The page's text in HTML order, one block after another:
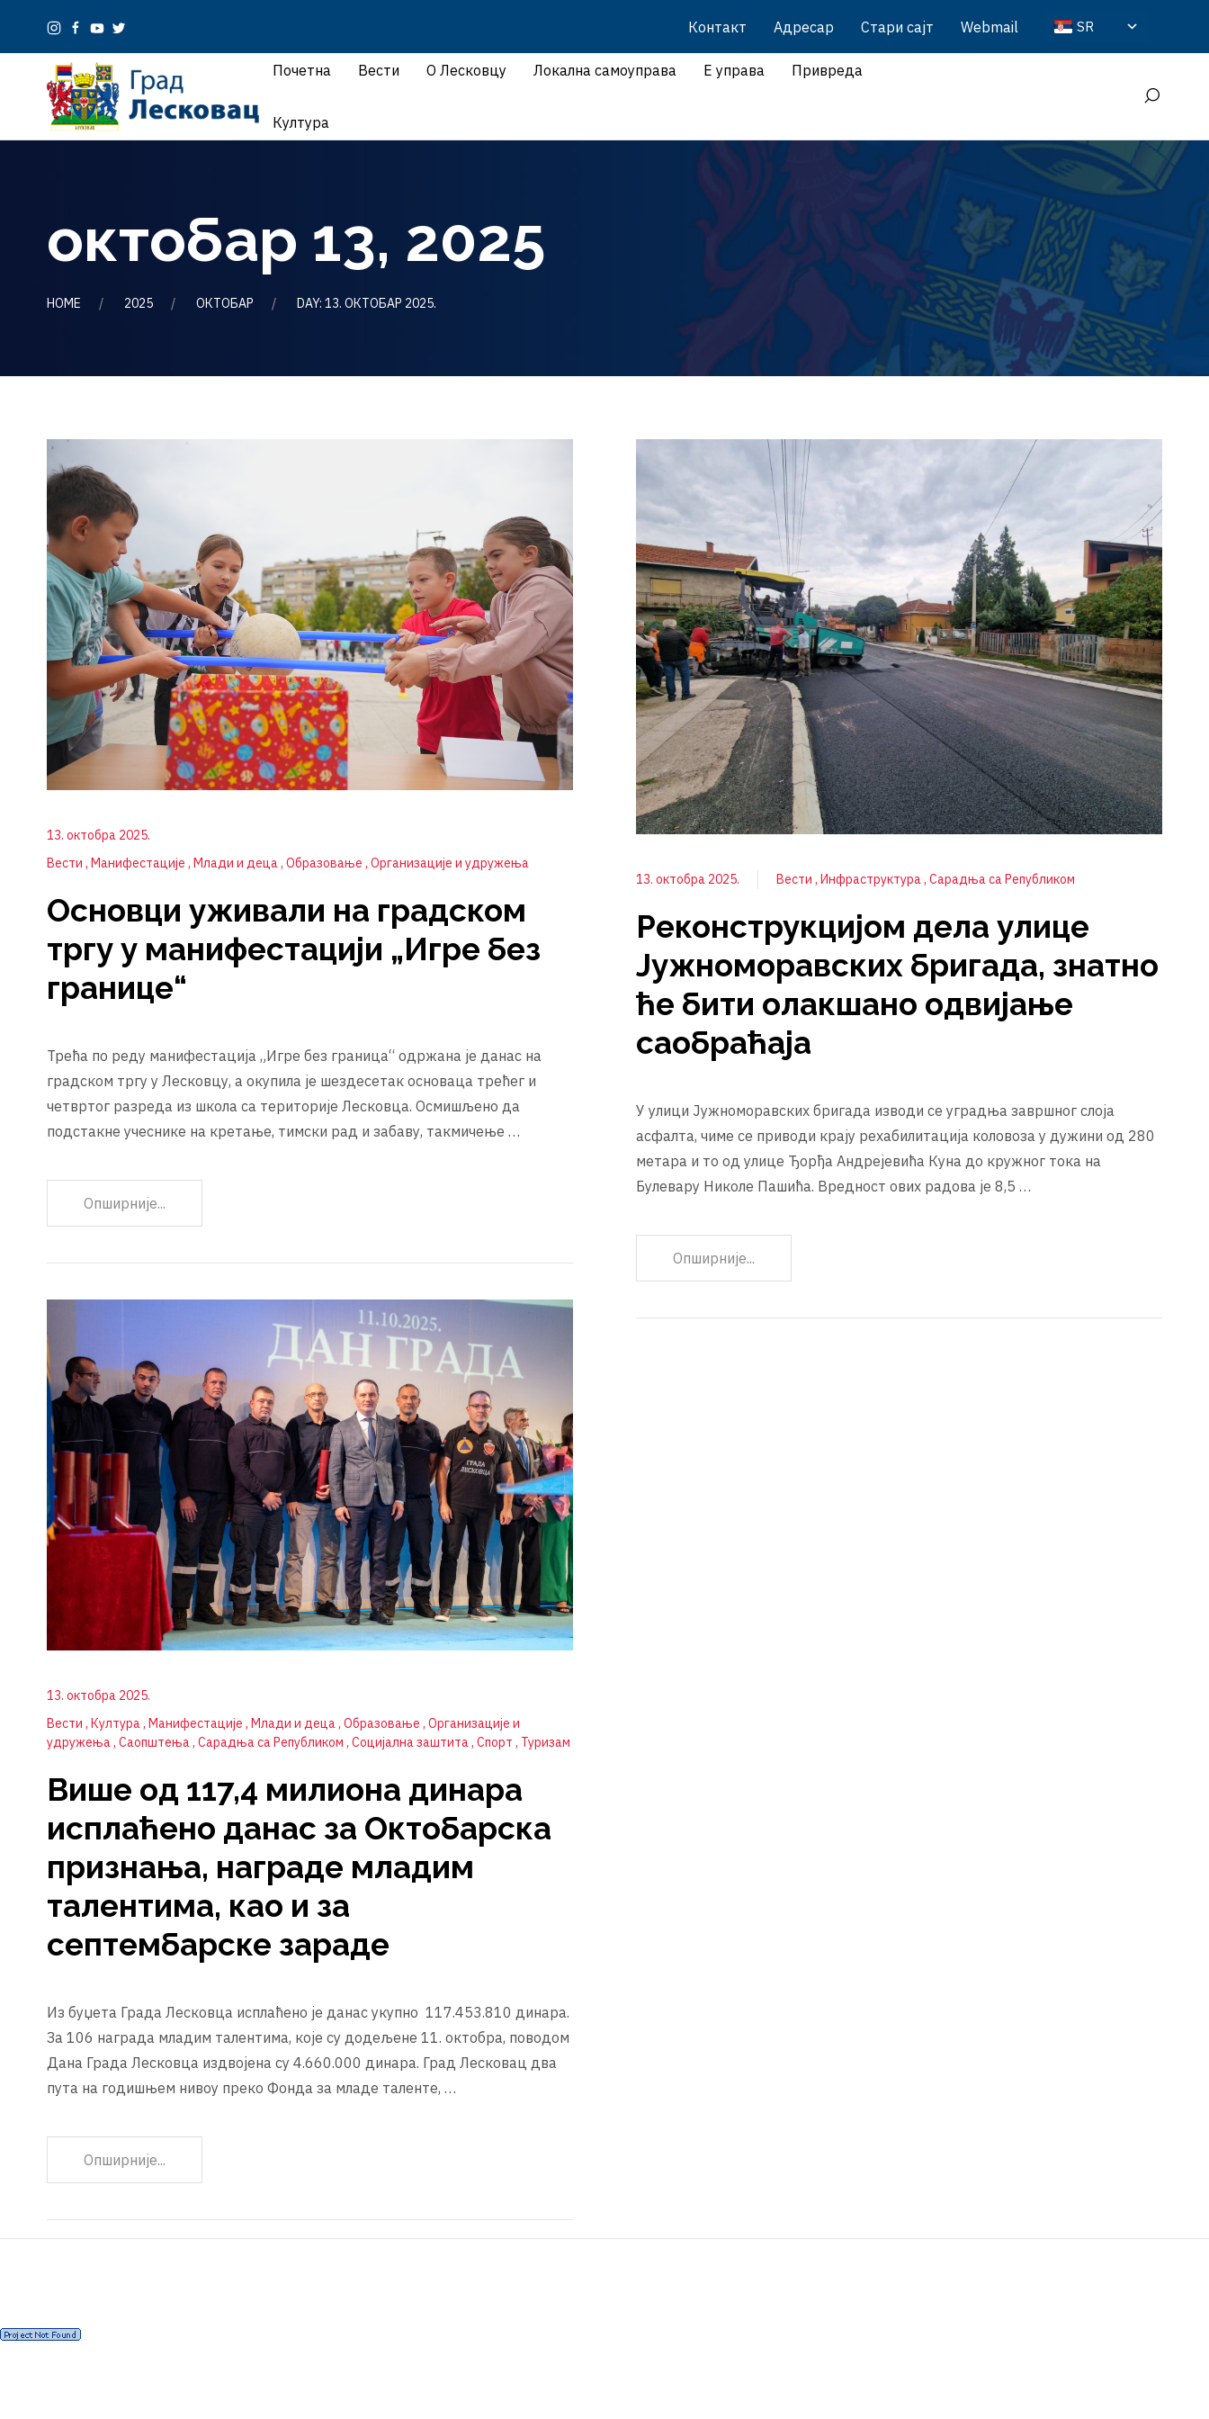
Контакт Адресар Стари сајт Webmail SR
Почетна Вести О Лесковцу Локална самоуправа Е управа Привреда
Култура
октобар 13, 2025
HOME 2025 ОКТОБАР DAY: 13. ОКТОБАР 2025.
13. октобра 2025.
Вести Манифестације Млади и деца Образовање Организације и удружења
Основци уживали на градском
тргу у манифестацији „Игре без
границе“
Трећа по реду манифестација „Игре без граница“ одржана је данас на
градском тргу у Лесковцу, а окупила је шездесетак основаца трећег и
четвртог разреда из школа са територије Лесковца. Осмишљено да
подстакне учеснике на кретање, тимски рад и забаву, такмичење …
Опширније...
13. октобра 2025.
Вести Култура Манифестације Млади и деца Образовање Организације и
удружења Саопштења Сарадња са Републиком Социјална заштита Спорт Туризам
Више од 117,4 милиона динара
исплаћено данас за Октобарска
признања, награде младим
талентима, као и за
септембарске зараде
Из буџета Града Лесковца исплаћено је данас укупно 117.453.810 динара.
За 106 награда младим талентима, које су додељене 11. октобра, поводом
Дана Града Лесковца издвојена су 4.660.000 динара. Град Лесковац два
пута на годишњем нивоу преко Фонда за младе таленте, …
Опширније...
13. октобра 2025. Вести Инфраструктура Сарадња са Републиком
Реконструкцијом дела улице
Јужноморавских бригада, знатно
ће бити олакшано одвијање
саобраћаја
У улици Јужноморавских бригада изводи се уградња завршног слоја
асфалта, чиме се приводи крају рехабилитација коловоза у дужини од 280
метара и то од улице Ђорђа Андрејевића Куна до кружног тока на
Булевару Николе Пашића. Вредност ових радова је 8,5 …
Опширније...